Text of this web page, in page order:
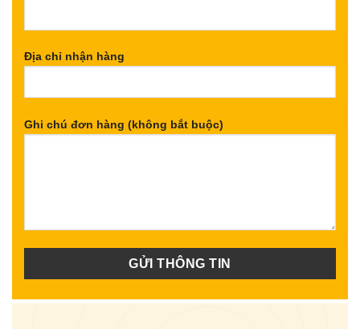
Địa chỉ nhận hàng
Ghi chú đơn hàng (không bắt buộc)